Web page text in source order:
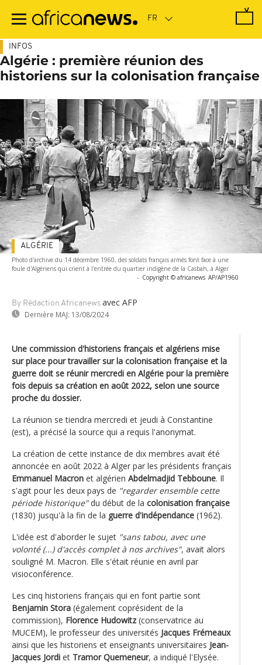
contenu
INFOS
Algérie : première réunion des
historiens sur la colonisation française
Photo d'archive du 14 décembre 1960, des soldats français armés font face à une
foule d'Algériens qui crient à l'entrée du quartier indigène de la Casbah, à Alger
- Copyright © africanews AP/AP1960
By Rédaction Africanews avec AFP
Dernière MAJ: 13/08/2024
ALGÉRIE
Une commission d'historiens français et algériens mise
sur place pour travailler sur la colonisation française et la
guerre doit se réunir mercredi en Algérie pour la première
fois depuis sa création en août 2022, selon une source
proche du dossier.
La réunion se tiendra mercredi et jeudi à Constantine
(est), a précisé la source qui a requis l'anonymat.
La création de cette instance de dix membres avait été
annoncée en août 2022 à Alger par les présidents français
Emmanuel Macron et algérien Abdelmadjid Tebboune. Il
s'agit pour les deux pays de "regarder ensemble cette
période historique"du début de la colonisation française
(1830) jusqu'à la fin de la guerre d'indépendance (1962).
L'idée est d'aborder le sujet "sans tabou, avec une
volonté (...) d'accès complet à nos archives", avait alors
souligné M. Macron. Elle s'était réunie en avril par
visioconférence.
Les cinq historiens français qui en font partie sont
Benjamin Stora (également coprésident de la
commission), Florence Hudowitz(conservatrice au
MUCEM), le professeur des universités Jacques Frémeaux
ainsi que les historiens et enseignants universitaires Jean-
Jacques Jordi et Tramor Quemeneur, a indiqué l'Elysée.